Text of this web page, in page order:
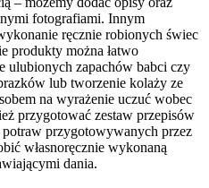
fotografiami. Innym
ręcznie robionych świec
produkty można łatwo
ulubionych zapachów babci czy
lub tworzenie kolaży ze
na wyrażenie uczuć wobec
przygotować zestaw przepisów
przygotowywanych przez
własnoręcznie wykonaną
dania.